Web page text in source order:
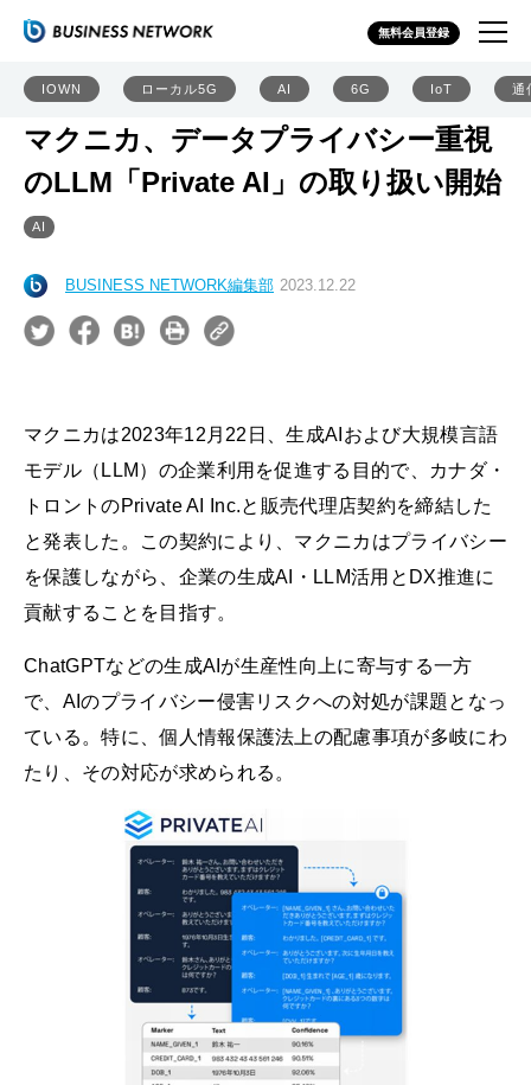
無料会員登録
IOWN ローカル5G AI 6G IoT 通
マクニカ、データプライバシー重視
のLLM「Private AI」の取り扱い開始
AI
BUSINESS NETWORK編集部 2023.12.22
マクニカは2023年12月22日、生成AIおよび大規模言語
モデル（LLM）の企業利用を促進する目的で、カナダ・
トロントのPrivate AI Inc.と販売代理店契約を締結した
と発表した。この契約により、マクニカはプライバシー
を保護しながら、企業の生成AI・LLM活用とDX推進に
貢献することを目指す。
ChatGPTなどの生成AIが生産性向上に寄与する一方
で、AIのプライバシー侵害リスクへの対処が課題となっ
ている。特に、個人情報保護法上の配慮事項が多岐にわ
たり、その対応が求められる。